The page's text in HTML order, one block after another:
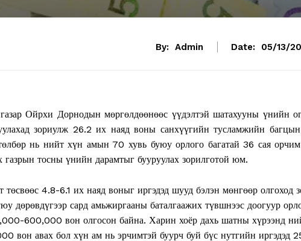
By: Admin Date: 05/13/
Ойрхи Дорнодын мөргөлдөөнөөс үүдэлтэй шатахууны үнийн
зориулж 26.2 их наяд воны санхүүгийн тусламжийн
нь нийт хүн амын 70 хувь буюу орлого багатай 36 сая
газрын тосны үнийн дарамтыг бууруулах зорилготой юм.
4.8-6.1 их наяд воныг иргэдэд шууд бэлэн мөнгөөр олгоход
дөрөвдүгээр сард амьжиргааны баталгаажих түвшнээс доогуур
600,000 вон олгосон байна. Харин хоёр дахь шатны хүрээнд
вон авах бол хүн ам нь эрчимтэй буурч буй бүс нутгийн иргэдэд